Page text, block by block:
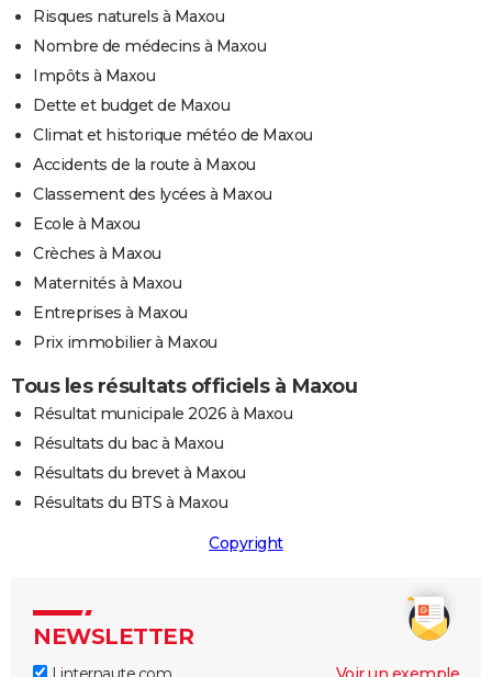
Risques naturels à Maxou
Nombre de médecins à Maxou
Impôts à Maxou
Dette et budget de Maxou
Climat et historique météo de Maxou
Accidents de la route à Maxou
Classement des lycées à Maxou
Ecole à Maxou
Crèches à Maxou
Maternités à Maxou
Entreprises à Maxou
Prix immobilier à Maxou
Tous les résultats officiels à Maxou
Résultat municipale 2026 à Maxou
Résultats du bac à Maxou
Résultats du brevet à Maxou
Résultats du BTS à Maxou
Copyright
NEWSLETTER